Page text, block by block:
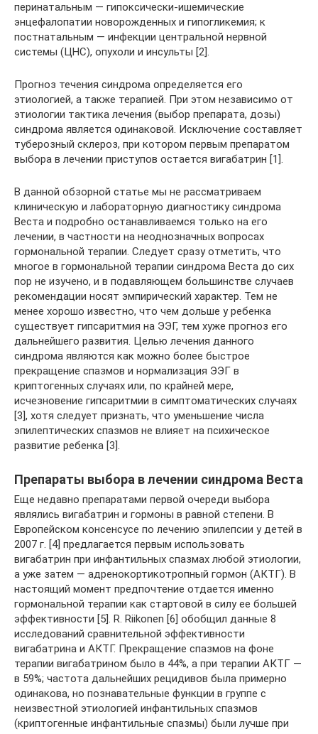
перинатальным — гипоксически-ишемические
энцефалопатии новорожденных и гипогликемия; к
постнатальным — инфекции центральной нервной
системы (ЦНС), опухоли и инсульты [2].
Прогноз течения синдрома определяется его
этиологией, а также терапией. При этом независимо от
этиологии тактика лечения (выбор препарата, дозы)
синдрома является одинаковой. Исключение составляет
туберозный склероз, при котором первым препаратом
выбора в лечении приступов остается вигабатрин [1].
В данной обзорной статье мы не рассматриваем
клиническую и лабораторную диагностику синдрома
Веста и подробно останавливаемся только на его
лечении, в частности на неоднозначных вопросах
гормональной терапии. Следует сразу отметить, что
многое в гормональной терапии синдрома Веста до сих
пор не изучено, и в подавляющем большинстве случаев
рекомендации носят эмпирический характер. Тем не
менее хорошо известно, что чем дольше у ребенка
существует гипсаритмия на ЭЭГ, тем хуже прогноз его
дальнейшего развития. Целью лечения данного
синдрома являются как можно более быстрое
прекращение спазмов и нормализация ЭЭГ в
криптогенных случаях или, по крайней мере,
исчезновение гипсаритмии в симптоматических случаях
[3], хотя следует признать, что уменьшение числа
эпилептических спазмов не влияет на психическое
развитие ребенка [3].
Препараты выбора в лечении синдрома Веста
Еще недавно препаратами первой очереди выбора
являлись вигабатрин и гормоны в равной степени. В
Европейском консенсусе по лечению эпилепсии у детей в
2007 г. [4] предлагается первым использовать
вигабатрин при инфантильных спазмах любой этиологии,
а уже затем — адренокортикотропный гормон (АКТГ). В
настоящий момент предпочтение отдается именно
гормональной терапии как стартовой в силу ее большей
эффективности [5]. R. Riikonen [6] обобщил данные 8
исследований сравнительной эффективности
вигабатрина и АКТГ. Прекращение спазмов на фоне
терапии вигабатрином было в 44%, а при терапии АКТГ —
в 59%; частота дальнейших рецидивов была примерно
одинакова, но познавательные функции в группе с
неизвестной этиологией инфантильных спазмов
(криптогенные инфантильные спазмы) были лучше при